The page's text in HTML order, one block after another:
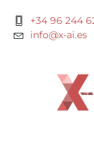
+34 96 244
info@x-ai.es